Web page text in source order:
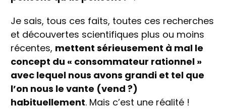
Je sais, tous ces faits, toutes ces recherches
et découvertes scientifiques plus ou moins
récentes, mettent sérieusement à mal le
concept du « consommateur rationnel »
avec lequel nous avons grandi et tel que
l’on nous le vante (vend ?)
habituellement. Mais c’est une réalité !